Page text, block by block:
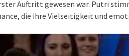
Auftritt gewesen war. Putri
die ihre Vielseitigkeit und